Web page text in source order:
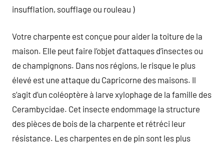
insufflation, soufflage ou rouleau )
Votre charpente est conçue pour aider la toiture de la
maison. Elle peut faire l’objet d’attaques d’insectes ou
de champignons. Dans nos régions, le risque le plus
élevé est une attaque du Capricorne des maisons. Il
s’agit d’un coléoptère à larve xylophage de la famille des
Cerambycidae. Cet insecte endommage la structure
des pièces de bois de la charpente et rétréci leur
résistance. Les charpentes en de pin sont les plus